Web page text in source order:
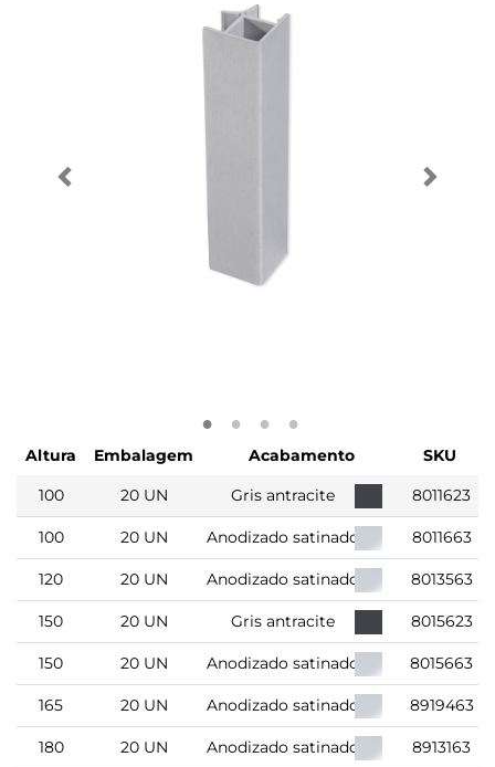
Altura Embalagem Acabamento
SKU
100
20 UN Gris antracite 8011623
100 20 UN Anodizado satinado 8011663
120 20 UN Anodizado satinado 8013563
150 20 UN Gris antracite 8015623
150 20 UN Anodizado satinado 8015663
165 20 UN Anodizado satinado 8919463
180 20 UN Anodizado satinado 8913163